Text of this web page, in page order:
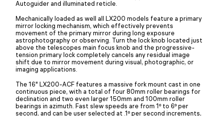
Autoguider and illuminated reticle.
Mechanically loaded as well all LX200 models feature a primary
mirror locking mechanism, which effectively prevents
movement of the primary mirror during long exposure
astrophotography or observing. Turn the lock knob located just
above the telescopes main focus knob and the progressive-
tension primary lock completely cancels any residual image
shift due to mirror movement during visual, photographic, or
imaging applications.
The 16" LX200-ACF features a massive fork mount cast in one
continuous piece, with a total of four 80mm roller bearings for
declination and two even larger 150mm and 100mm roller
bearings in azimuth. Fast slew speeds are from 1º to 6º per
second, and can be user selected at .1º per second increments,